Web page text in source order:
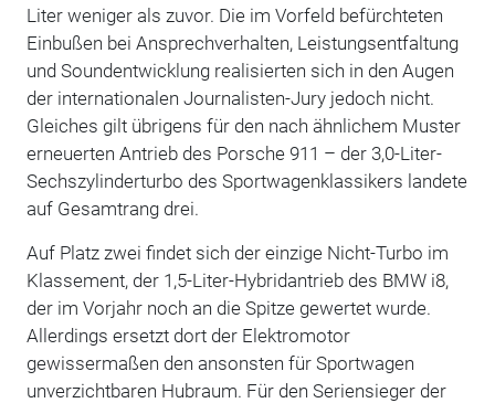
Liter weniger als zuvor. Die im Vorfeld befürchteten
Einbußen bei Ansprechverhalten, Leistungsentfaltung
und Soundentwicklung realisierten sich in den Augen
der internationalen Journalisten-Jury jedoch nicht.
Gleiches gilt übrigens für den nach ähnlichem Muster
erneuerten Antrieb des Porsche 911 – der 3,0-Liter-
Sechszylinderturbo des Sportwagenklassikers landete
auf Gesamtrang drei.
Auf Platz zwei findet sich der einzige Nicht-Turbo im
Klassement, der 1,5-Liter-Hybridantrieb des BMW i8,
der im Vorjahr noch an die Spitze gewertet wurde.
Allerdings ersetzt dort der Elektromotor
gewissermaßen den ansonsten für Sportwagen
unverzichtbaren Hubraum. Für den Seriensieger der